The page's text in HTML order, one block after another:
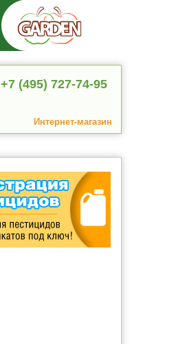
+7 (495) 727-74-95
Интернет-магазин